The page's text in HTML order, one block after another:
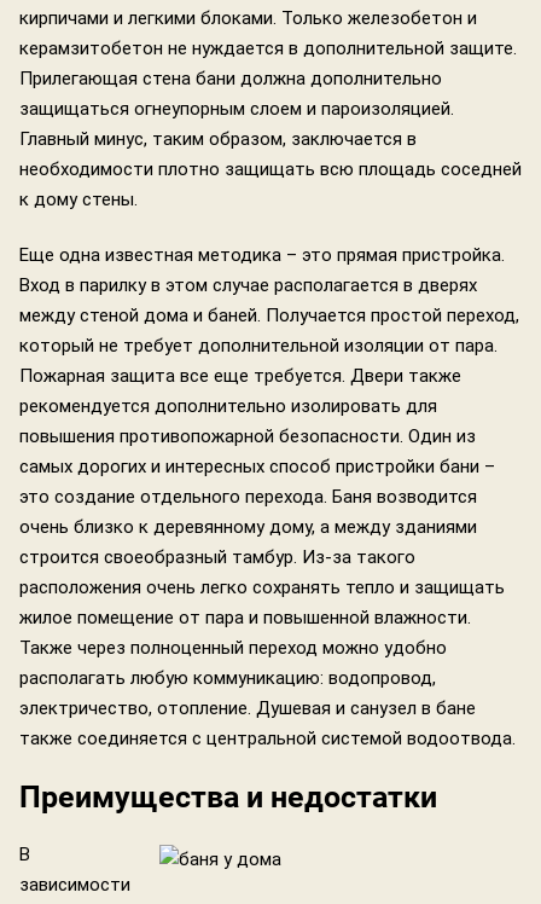
кирпичами и легкими блоками. Только железобетон и
керамзитобетон не нуждается в дополнительной защите.
Прилегающая стена бани должна дополнительно
защищаться огнеупорным слоем и пароизоляцией.
Главный минус, таким образом, заключается в
необходимости плотно защищать всю площадь соседней
к дому стены.
Еще одна известная методика – это прямая пристройка.
Вход в парилку в этом случае располагается в дверях
между стеной дома и баней. Получается простой переход,
который не требует дополнительной изоляции от пара.
Пожарная защита все еще требуется. Двери также
рекомендуется дополнительно изолировать для
повышения противопожарной безопасности. Один из
самых дорогих и интересных способ пристройки бани –
это создание отдельного перехода. Баня возводится
очень близко к деревянному дому, а между зданиями
строится своеобразный тамбур. Из-за такого
расположения очень легко сохранять тепло и защищать
жилое помещение от пара и повышенной влажности.
Также через полноценный переход можно удобно
располагать любую коммуникацию: водопровод,
электричество, отопление. Душевая и санузел в бане
также соединяется с центральной системой водоотвода.
Преимущества и недостатки
В
зависимости